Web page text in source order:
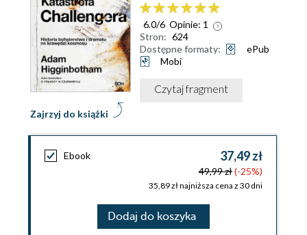
Zajrzyj do książki
6.0/6 Opinie: 1
Stron: 624
Dostępne formaty:
ePub
Mobi
Czytaj fragment
Ebook 37,49 zł
49,99 zł(-25%)
35,89 zł najniższa cena z 30 dni
Dodaj do koszyka